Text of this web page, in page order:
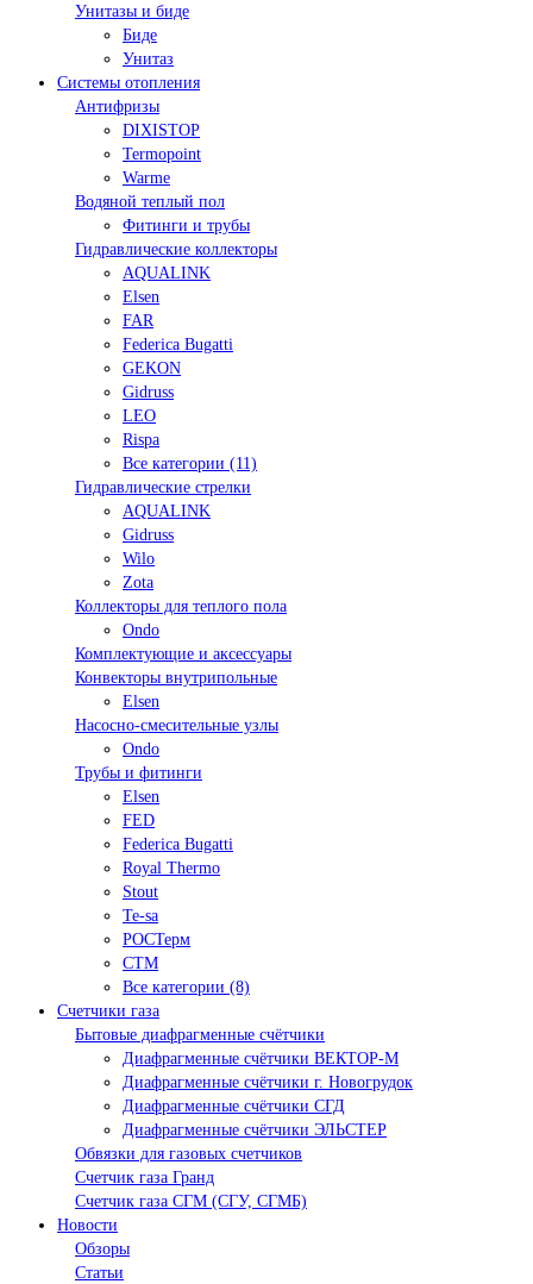
Унитазы и биде
Биде
Унитаз
Системы отопления
Антифризы
DIXISTOP
Termopoint
Warme
Водяной теплый пол
Фитинги и трубы
Гидравлические коллекторы
AQUALINK
Elsen
FAR
Federica Bugatti
GEKON
Gidruss
LEO
Rispa
Все категории (11)
Гидравлические стрелки
AQUALINK
Gidruss
Wilo
Zota
Коллекторы для теплого пола
Ondo
Комплектующие и аксессуары
Конвекторы внутрипольные
Elsen
Насосно-смесительные узлы
Ondo
Трубы и фитинги
Elsen
FED
Federica Bugatti
Royal Thermo
Stout
Te-sa
РОСТерм
СТМ
Все категории (8)
Счетчики газа
Бытовые диафрагменные счётчики
Диафрагменные счётчики ВЕКТОР-М
Диафрагменные счётчики г. Новогрудок
Диафрагменные счётчики СГД
Диафрагменные счётчики ЭЛЬСТЕР
Обвязки для газовых счетчиков
Счетчик газа Гранд
Счетчик газа СГМ (СГУ, СГМБ)
Новости
Обзоры
Статьи